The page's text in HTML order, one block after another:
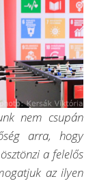
nem csupán
ég arra, hogy
a felelős
az ilyen